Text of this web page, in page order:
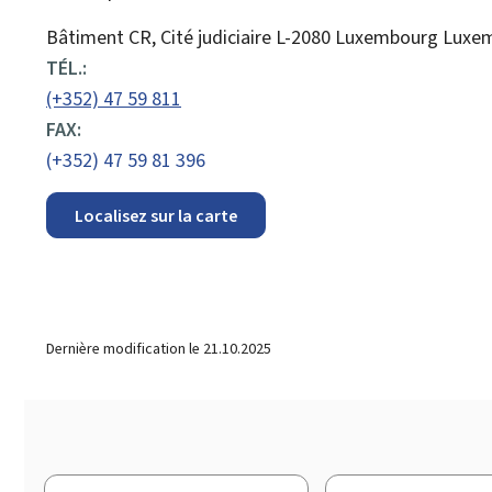
ADRESSE
:
Bâtiment CR, Cité judiciaire L-2080 Luxembourg
TÉL.:
(+352) 47 59 811
FAX:
(+352) 47 59 81 396
Localisez sur la carte
Dernière modification le 21.10.2025